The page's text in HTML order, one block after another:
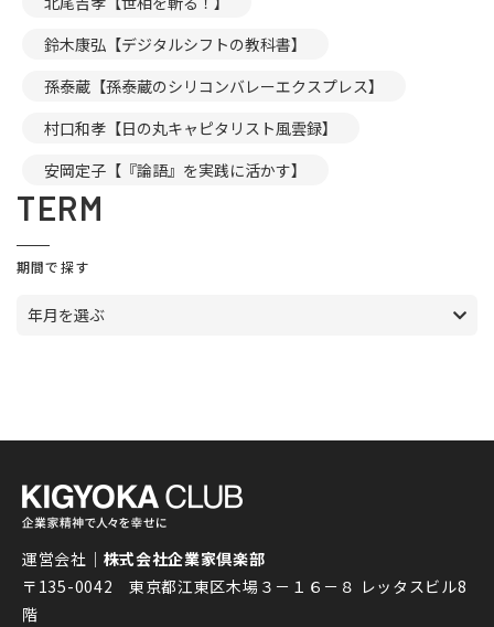
鈴木康弘【デジタルシフトの教科書】
孫泰蔵【孫泰蔵のシリコンバレーエクスプレス】
村口和孝【日の丸キャピタリスト風雲録】
安岡定子【『論語』を実践に活かす】
TERM
期間で探す
年月を選ぶ
運営会社｜ 株式会社企業家倶楽部
〒135-0042 東京都江東区木場３－１６－８ レッタスビル8
階